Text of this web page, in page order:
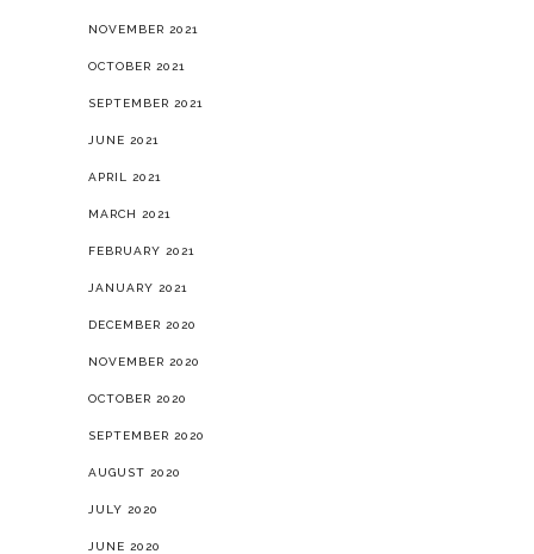
NOVEMBER 2021
OCTOBER 2021
SEPTEMBER 2021
JUNE 2021
APRIL 2021
MARCH 2021
FEBRUARY 2021
JANUARY 2021
DECEMBER 2020
NOVEMBER 2020
OCTOBER 2020
SEPTEMBER 2020
AUGUST 2020
JULY 2020
JUNE 2020